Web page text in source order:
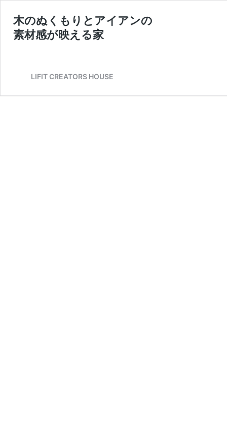
木のぬくもりとアイアンの
素材感が映える家
LIFIT CREATORS HOUSE